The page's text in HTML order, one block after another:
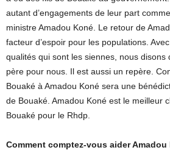
autant d’engagements de leur part
ministre Amadou Koné. Le retour de
facteur d’espoir pour les populations.
qualités qui sont les siennes, nous disons
père pour nous. Il est aussi un repère.
Bouaké à Amadou Koné sera une
de Bouaké. Amadou Koné est le meilleur
Bouaké pour le Rhdp.
Comment comptez-vous aider